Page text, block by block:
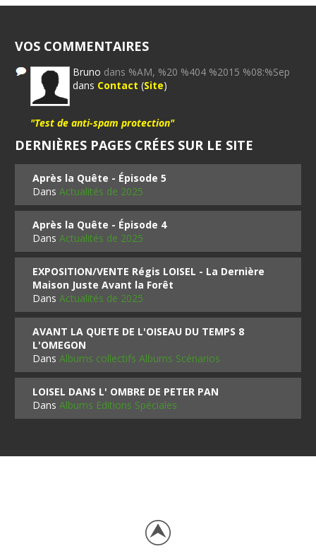
VOS COMMENTAIRES
Bruno dans %AM, %20 %404 %2015 %08:%Sep
dans Contact (Site)
"Test de anti-spam protection"
DERNIÈRES PAGES CRÉES SUR LE SITE
Après la Quête - Épisode 5
DansActualités de 2025
Après la Quête - Épisode 4
DansActualités de 2025
EXPOSITION/VENTE Régis LOISEL - La Dernière
Maison Juste Avant la Forêt
DansActualités de 2025
AVANT LA QUETE DE L'OISEAU DU TEMPS 8
L'OMEGON
DansAlbums collectifs Albums Scénarios
LOISEL DANS L' OMBRE DE PETER PAN
DansAlbums Editions Spéciales